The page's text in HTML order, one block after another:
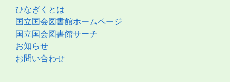
ひなぎくとは
国立国会図書館ホームページ
国立国会図書館サーチ
お知らせ
お問い合わせ